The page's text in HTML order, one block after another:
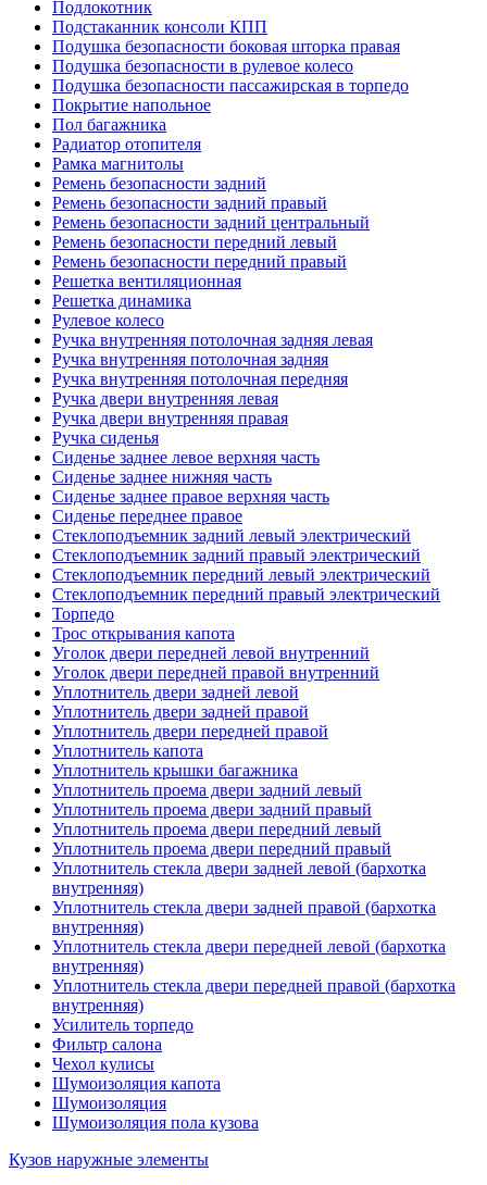
Подлокотник
Подстаканник консоли КПП
Подушка безопасности боковая шторка правая
Подушка безопасности в рулевое колесо
Подушка безопасности пассажирская в торпедо
Покрытие напольное
Пол багажника
Радиатор отопителя
Рамка магнитолы
Ремень безопасности задний
Ремень безопасности задний правый
Ремень безопасности задний центральный
Ремень безопасности передний левый
Ремень безопасности передний правый
Решетка вентиляционная
Решетка динамика
Рулевое колесо
Ручка внутренняя потолочная задняя левая
Ручка внутренняя потолочная задняя
Ручка внутренняя потолочная передняя
Ручка двери внутренняя левая
Ручка двери внутренняя правая
Ручка сиденья
Сиденье заднее левое верхняя часть
Сиденье заднее нижняя часть
Сиденье заднее правое верхняя часть
Сиденье переднее правое
Стеклоподъемник задний левый электрический
Стеклоподъемник задний правый электрический
Стеклоподъемник передний левый электрический
Стеклоподъемник передний правый электрический
Торпедо
Трос открывания капота
Уголок двери передней левой внутренний
Уголок двери передней правой внутренний
Уплотнитель двери задней левой
Уплотнитель двери задней правой
Уплотнитель двери передней правой
Уплотнитель капота
Уплотнитель крышки багажника
Уплотнитель проема двери задний левый
Уплотнитель проема двери задний правый
Уплотнитель проема двери передний левый
Уплотнитель проема двери передний правый
Уплотнитель стекла двери задней левой (бархотка
внутренняя)
Уплотнитель стекла двери задней правой (бархотка
внутренняя)
Уплотнитель стекла двери передней левой (бархотка
внутренняя)
Уплотнитель стекла двери передней правой (бархотка
внутренняя)
Усилитель торпедо
Фильтр салона
Чехол кулисы
Шумоизоляция капота
Шумоизоляция
Шумоизоляция пола кузова
Кузов наружные элементы